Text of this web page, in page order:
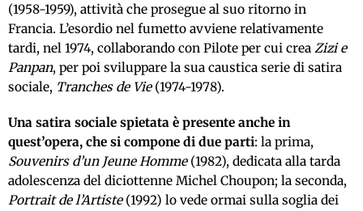
(1958-1959), attività che prosegue al suo ritorno in
Francia. L’esordio nel fumetto avviene relativamente
tardi, nel 1974, collaborando con Pilote per cui crea Zizi e
Panpan, per poi sviluppare la sua caustica serie di satira
sociale, Tranches de Vie(1974-1978).
Una satira sociale spietata è presente anche in
quest’opera, che si compone di due parti: la prima,
Souvenirs d’un Jeune Homme(1982), dedicata alla tarda
adolescenza del diciottenne Michel Choupon; la seconda,
Portrait de l’Artiste(1992) lo vede ormai sulla soglia dei